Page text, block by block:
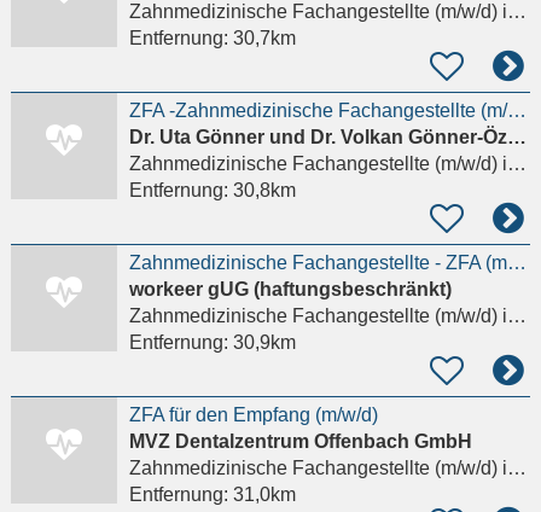
Zahnmedizinische Fachangestellte (m/w/d)in Frankfurt am Main
Entfernung: 30,7km
ZFA -Zahnmedizinische Fachangestellte (m/w/d)- KFO vollzeit
Dr. Uta Gönner und Dr. Volkan Gönner-Özkan GbR
Zahnmedizinische Fachangestellte (m/w/d)in Kronberg im Taunus
Entfernung: 30,8km
Zahnmedizinische Fachangestellte - ZFA (m/w/d)
workeer gUG (haftungsbeschränkt)
Zahnmedizinische Fachangestellte (m/w/d)in Offenbach am Main
Entfernung: 30,9km
ZFA für den Empfang (m/w/d)
MVZ Dentalzentrum Offenbach GmbH
Zahnmedizinische Fachangestellte (m/w/d)in Offenbach am Main
Entfernung: 31,0km